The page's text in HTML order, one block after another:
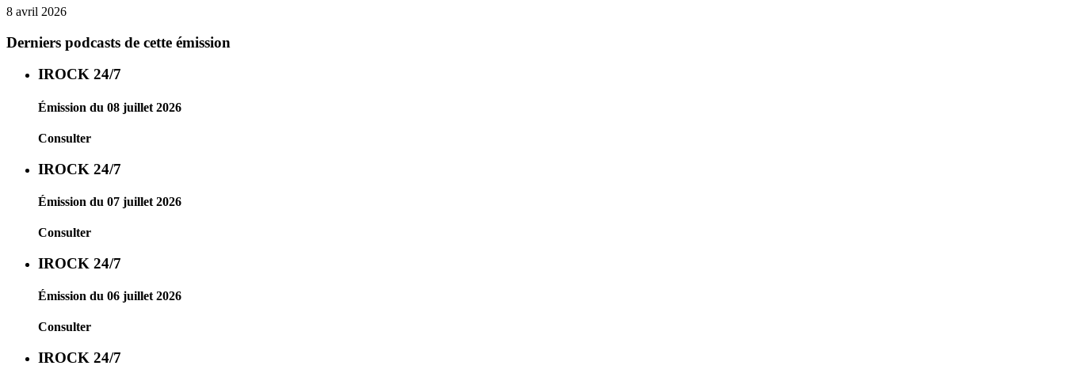
8 avril 2026
Derniers podcasts de cette émission
IROCK 24/7
Émission du 08 juillet 2026
Consulter
IROCK 24/7
Émission du 07 juillet 2026
Consulter
IROCK 24/7
Émission du 06 juillet 2026
Consulter
IROCK 24/7